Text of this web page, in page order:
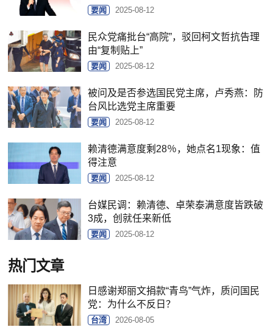
要闻 2025-08-12
民众党痛批台“高院”，驳回柯文哲抗告理
由“复制贴上”
要闻 2025-08-12
被问及是否参选国民党主席，卢秀燕：防
台风比选党主席重要
要闻 2025-08-12
赖清德满意度剩28％，她点名1现象：值
得注意
要闻 2025-08-12
台媒民调：赖清德、卓荣泰满意度皆跌破
3成，创就任来新低
要闻 2025-08-12
热门文章
日感谢郑丽文捐款“青鸟”气炸，质问国民
党：为什么不反日？
台湾 2026-08-05